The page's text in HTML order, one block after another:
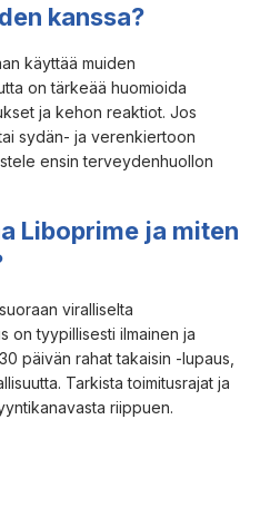
kanssa?
käyttää muiden
on tärkeää huomioida
ja kehon reaktiot. Jos
sydän- ja verenkiertoon
ensin terveydenhuollon
Liboprime ja miten
viralliselta
on tyypillisesti ilmainen ja
päivän rahat takaisin -lupaus,
Tarkista toimitusrajat ja
riippuen.